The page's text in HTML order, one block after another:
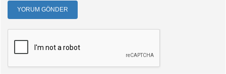
YORUM GÖNDER